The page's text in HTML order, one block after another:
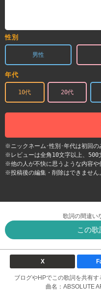
性別
男性
年代
10代 20代
※ニックネーム･性別･年代は初回の
※レビューは全角10文字以上、500
※他の人が不快に思うような内容や
※投稿後の編集・削除はできません。
歌詞の間違い
この
X
ブログやHPでこの歌詞を共有
曲名：ABSOLUTE